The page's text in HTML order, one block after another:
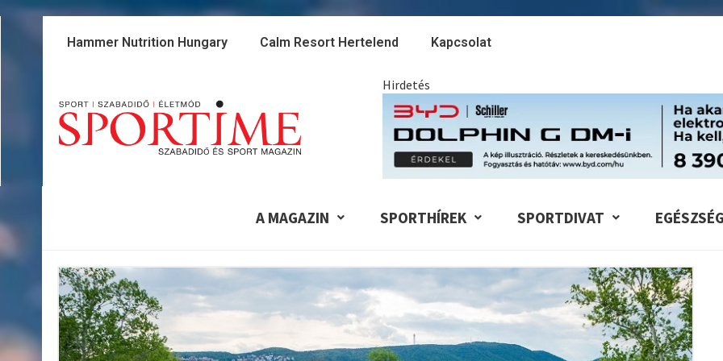
Skip
Hammer Nutrition Hungary Calm Resort Hertelend Kapcsolat
Hirdetés
A MAGAZIN SPORTHÍREK SPORTDIVAT EGÉSZSÉG